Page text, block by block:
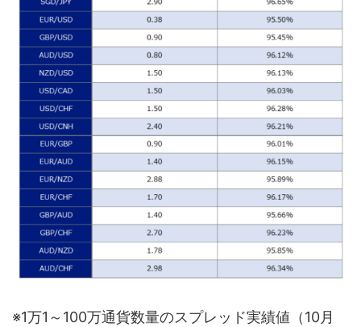
※1万1～100万通貨数量のスプレッド実績値（10月